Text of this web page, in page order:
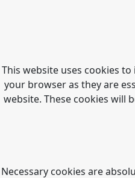
This website uses cookies
your browser as they are
website. These cookies will
Necessary cookies are